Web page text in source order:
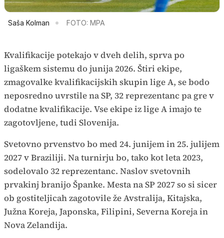
Saša Kolman FOTO: MPA
Kvalifikacije potekajo v dveh delih, sprva po
ligaškem sistemu do junija 2026. Štiri ekipe,
zmagovalke kvalifikacijskih skupin lige A, se bodo
neposredno uvrstile na SP, 32 reprezentanc pa gre v
dodatne kvalifikacije. Vse ekipe iz lige A imajo te
zagotovljene, tudi Slovenija.
Svetovno prvenstvo bo med 24. junijem in 25. julijem
2027 v Braziliji. Na turnirju bo, tako kot leta 2023,
sodelovalo 32 reprezentanc. Naslov svetovnih
prvakinj branijo Španke. Mesta na SP 2027 so si sicer
ob gostiteljicah zagotovile že Avstralija, Kitajska,
Južna Koreja, Japonska, Filipini, Severna Koreja in
Nova Zelandija.